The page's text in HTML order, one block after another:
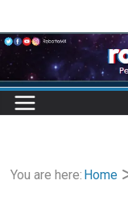
to
content
You are here: Home